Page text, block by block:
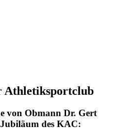
Athletiksportclub
von Obmann Dr. Gert
des KAC: